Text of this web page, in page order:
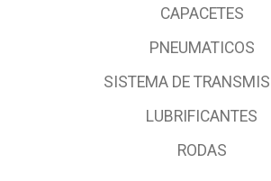
CAPACETES
PNEUMATICOS
SISTEMA DE
LUBRIFICANTES
RODAS